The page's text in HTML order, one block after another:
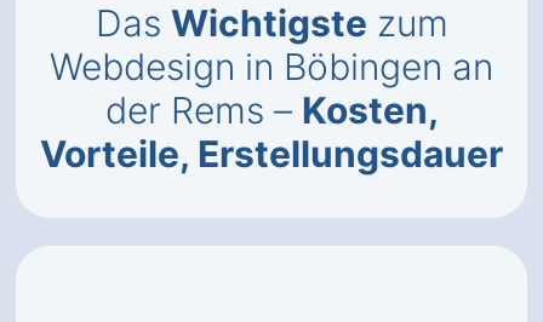
Das Wichtigste zum
Webdesign in Böbingen an
der Rems – Kosten,
Vorteile, Erstellungsdauer